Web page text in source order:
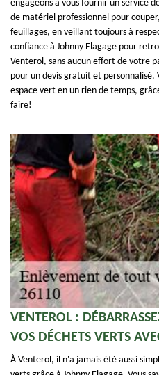
engageons à vous fournir un service
de matériel professionnel pour
feuillages, en veillant toujours à
confiance à Johnny Elagage pour
Venterol, sans aucun effort de votre
pour un devis gratuit et
espace vert en un rien de temps,
faire!
VENTEROL :
VOS DÉCHETS VERTS
À Venterol, il n'a jamais été aussi